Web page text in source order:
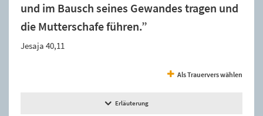
und im Bausch seines Gewandes tragen und
die Mutterschafe führen.”
Jesaja 40,11
Als Trauervers wählen
Erläuterung